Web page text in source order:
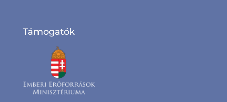
Támogatók